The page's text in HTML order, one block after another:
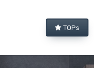
TOPs